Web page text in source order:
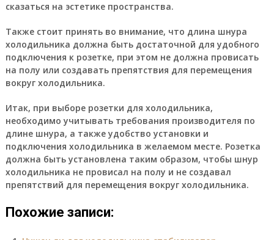
сказаться на эстетике пространства.
Также стоит принять во внимание, что длина шнура
холодильника должна быть достаточной для удобного
подключения к розетке, при этом не должна провисать
на полу или создавать препятствия для перемещения
вокруг холодильника.
Итак, при выборе розетки для холодильника,
необходимо учитывать требования производителя по
длине шнура, а также удобство установки и
подключения холодильника в желаемом месте. Розетка
должна быть установлена таким образом, чтобы шнур
холодильника не провисал на полу и не создавал
препятствий для перемещения вокруг холодильника.
Похожие записи: